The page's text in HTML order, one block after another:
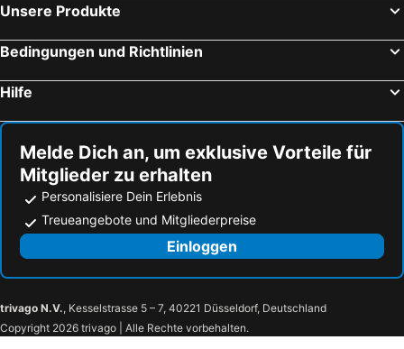
Unsere Produkte
Bedingungen und Richtlinien
Hilfe
Melde Dich an, um exklusive Vorteile für
Mitglieder zu erhalten
Personalisiere Dein Erlebnis
Treueangebote und Mitgliederpreise
Einloggen
trivago N.V., Kesselstrasse 5 – 7, 40221 Düsseldorf, Deutschland
Copyright 2026 trivago | Alle Rechte vorbehalten.